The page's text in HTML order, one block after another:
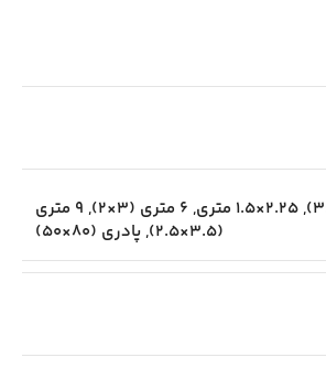
,2.25×1.5 متری , 6 متری (3×2) ,
9 متری
(3.5×2.5)
,پادری (80×50)